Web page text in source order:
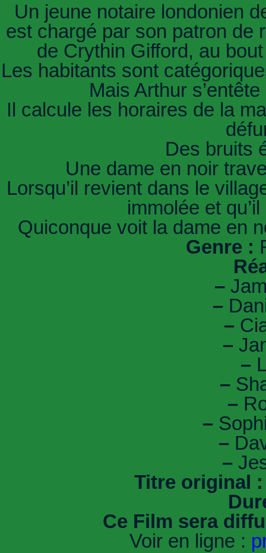
Un jeune notaire londonien
est chargé par son patron de
de Crythin Gifford, au
Les habitants sont
Mais Arthur
Il calcule les horaires de la
Des bruits
Une dame en noir
Lorsqu’il revient dans le
immolée et
Quiconque voit la dame en
Genre :
–
–
–
–
–
–
–
–
–
–
Titre original :
Ce Film sera
Voir en ligne :